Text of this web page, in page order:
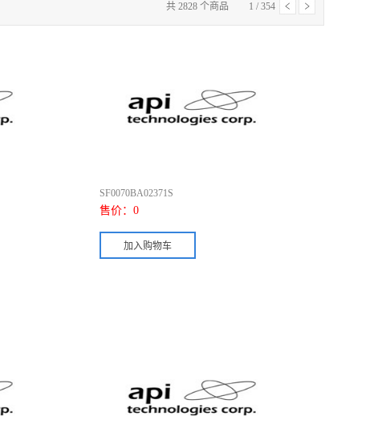
共 2828 个商品 1 / 354
SF0070BA02371S
售价： 0